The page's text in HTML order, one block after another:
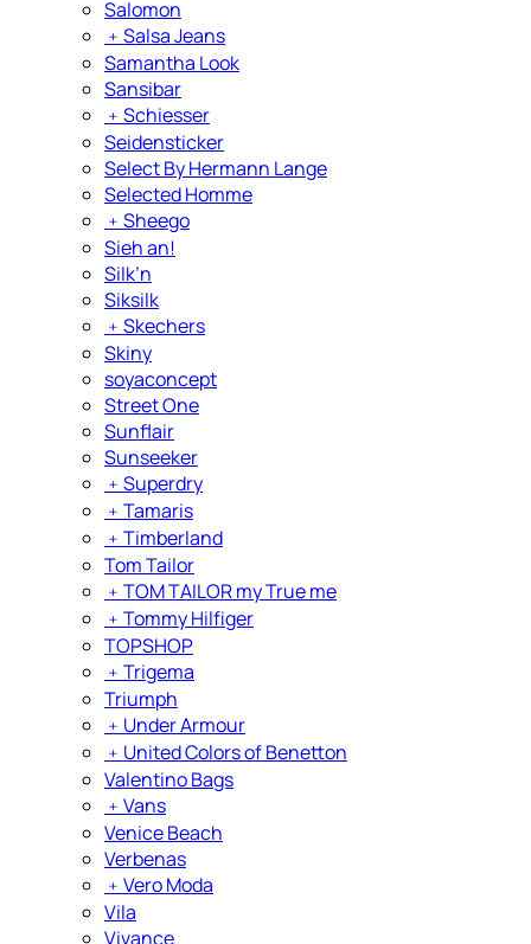
Salomon
﹢ Salsa Jeans
Samantha Look
Sansibar
﹢ Schiesser
Seidensticker
Select By Hermann Lange
Selected Homme
﹢ Sheego
Sieh an!
Silk’n
Siksilk
﹢ Skechers
Skiny
soyaconcept
Street One
Sunflair
Sunseeker
﹢ Superdry
﹢ Tamaris
﹢ Timberland
Tom Tailor
﹢ TOM TAILOR my True me
﹢ Tommy Hilfiger
TOPSHOP
﹢ Trigema
Triumph
﹢ Under Armour
﹢ United Colors of Benetton
Valentino Bags
﹢ Vans
Venice Beach
Verbenas
﹢ Vero Moda
Vila
Vivance